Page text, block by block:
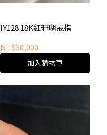
IY128 18K紅珊瑚戒指
NT$30,000
加入購物車